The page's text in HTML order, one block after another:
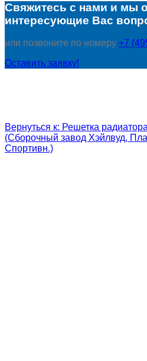
Свяжитесь с нами и мы
интересующие Вас
или позвоните по номеру +7
Оставить заявку!
Вернуться к: Решетка
(Сборочный завод Хэйлвуд,
Спортивн.)